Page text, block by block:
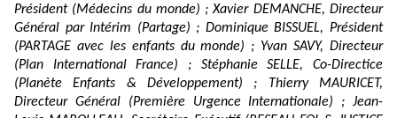
Président (Médecins du monde) ; Xavier DEMANCHE, Directeur
Général par Intérim (Partage) ; Dominique BISSUEL, Président
(PARTAGE avec les enfants du monde) ; Yvan SAVY, Directeur
(Plan International France) ; Stéphanie SELLE, Co-Directice
(Planète Enfants & Développement) ; Thierry MAURICET,
Directeur Général (Première Urgence Internationale) ; Jean-